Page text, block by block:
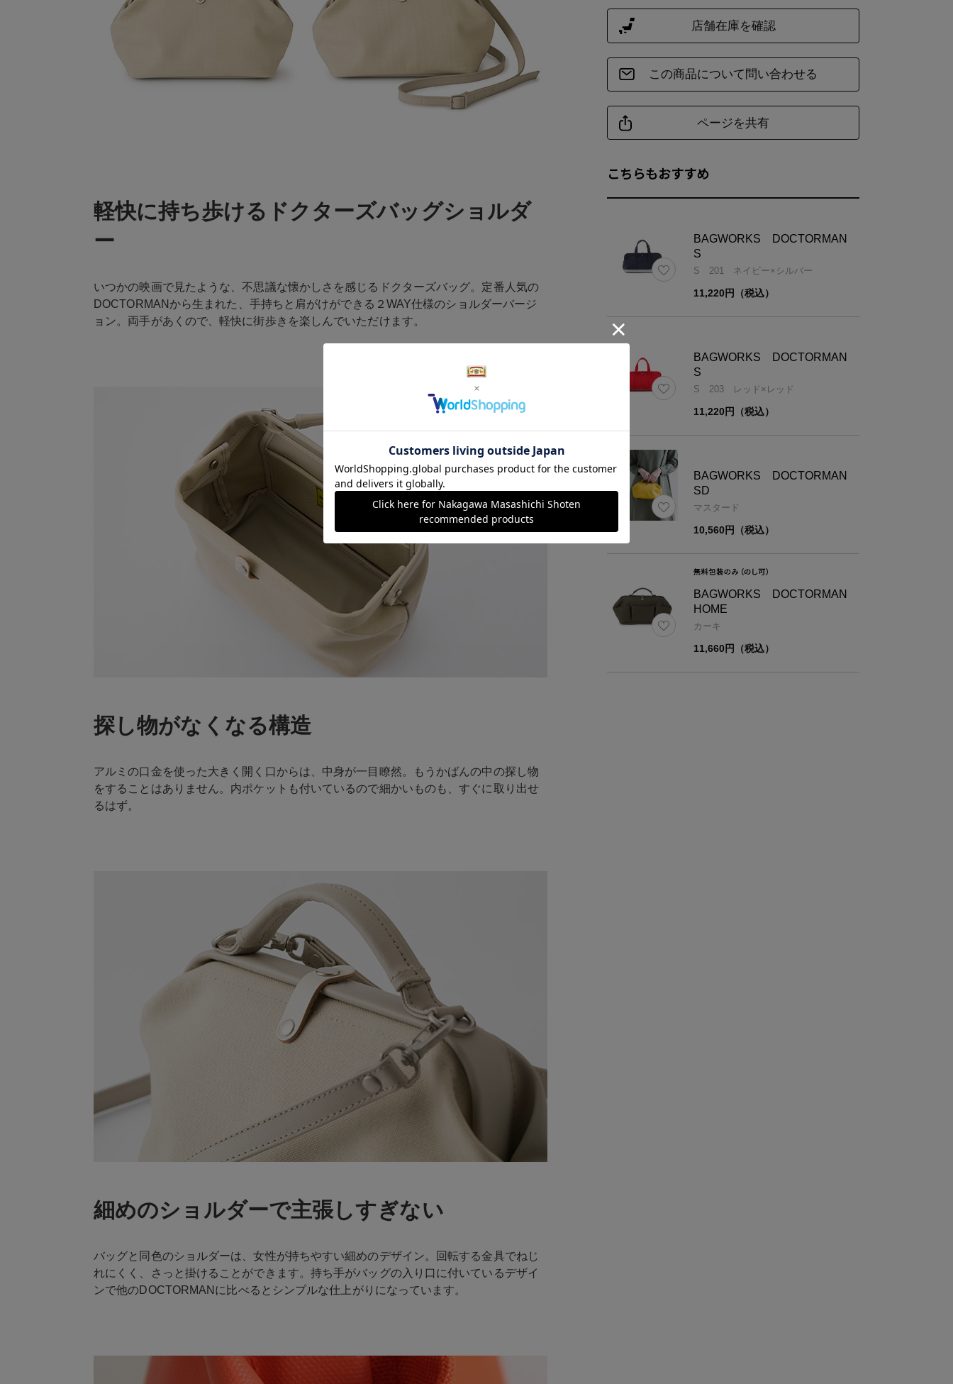
軽快に持ち歩けるドクターズバッグショルダ
ー
いつかの映画で見たような、不思議な懐かしさを感じるドクターズバッグ。定番人気の
DOCTORMANから生まれた、手持ちと肩がけができる２WAY仕様のショルダーバージ
ョン。両手があくので、軽快に街歩きを楽しんでいただけます。
探し物がなくなる構造
アルミの口金を使った大きく開く口からは、中身が一目瞭然。もうかばんの中の探し物
をすることはありません。内ポケットも付いているので細かいものも、すぐに取り出せ
るはず。
細めのショルダーで主張しすぎない
バッグと同色のショルダーは、女性が持ちやすい細めのデザイン。回転する金具でねじ
れにくく、さっと掛けることができます。持ち手がバッグの入り口に付いているデザイ
ンで他のDOCTORMANに比べるとシンプルな仕上がりになっています。
サイズ
最大
高
こちらもおすすめ
BAGWORKS DOCTORMAN
S
S 201 ネイビー×シルバー
11,220円（税込）
BAGWORKS DOCTORMAN
S
S 203 レッド×レッド
11,220円（税込）
BAGWORKS DOCTORMAN
SD
マスタード
10,560円（税込）
BAGWORKS DOCTORMAN
HOME
カーキ
11,660円（税込）
この商品について問い合わせる
ページを共有
店舗在庫を確認